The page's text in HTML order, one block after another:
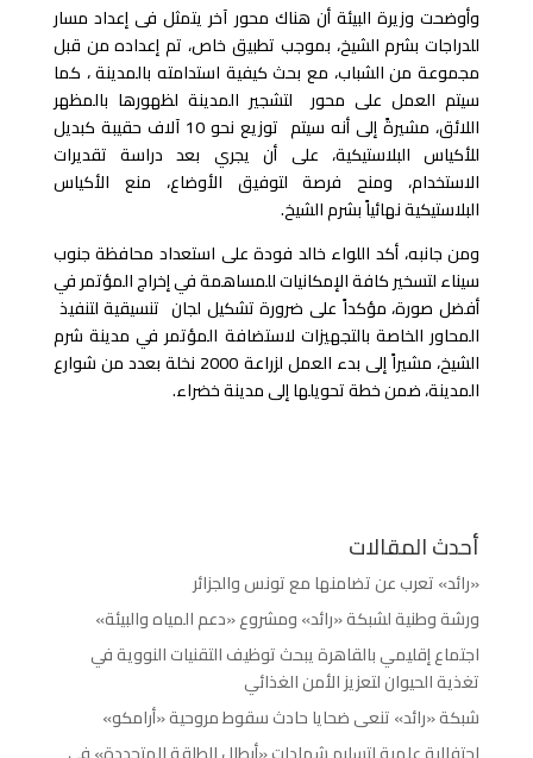
وأوضحت وزيرة البيئة أن هناك محور آخر يتمثل فى إعداد مسار
للدراجات بشرم الشيخ، بموجب تطبيق خاص، تم إعداده من قبل
مجموعة من الشباب، مع بحث كيفية استدامته بالمدينة ، كما
سيتم العمل على محور لتشجير المدينة لظهورها بالمظهر
اللائق، مشيرةً إلى أنه سيتم توزيع نحو 10 آلاف حقيبة كبديل
للأكياس البلاستيكية، على أن يجري بعد دراسة تقديرات
الاستخدام، ومنح فرصة لتوفيق الأوضاع، منع الأكياس
البلاستيكية نهائياً بشرم الشيخ.
ومن جانبه، أكد اللواء خالد فودة على استعداد محافظة جنوب
سيناء لتسخير كافة الإمكانيات للمساهمة في إخراج المؤتمر في
أفضل صورة، مؤكداً على ضرورة تشكيل لجان تنسيقية لتنفيذ
المحاور الخاصة بالتجهيزات لاستضافة المؤتمر في مدينة شرم
الشيخ، مشيراً إلى بدء العمل لزراعة 2000 نخلة بعدد من شوارع
المدينة، ضمن خطة تحويلها إلى مدينة خضراء.
أحدث المقالات
«رائد» تعرب عن تضامنها مع تونس والجزائر
ورشة وطنية لشبكة «رائد» ومشروع «دعم المياه والبيئة»
اجتماع إقليمي بالقاهرة يبحث توظيف التقنيات النووية في
تغذية الحيوان لتعزيز الأمن الغذائي
شبكة «رائد» تنعى ضحايا حادث سقوط مروحية «أرامكو»